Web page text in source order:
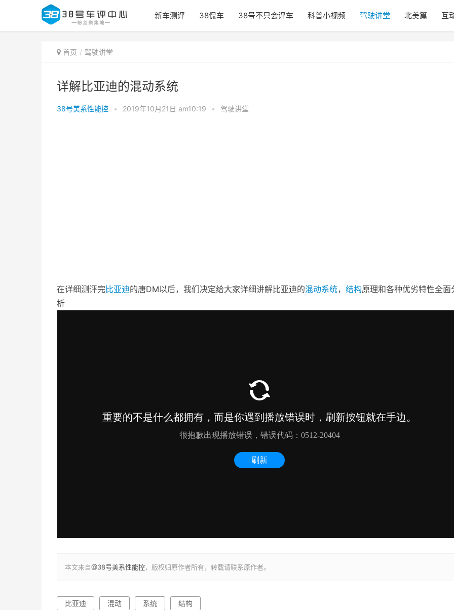
新车测评 38侃车 38号不只会评车 科普小视频 驾驶讲堂 北美篇 互
首页 驾驶讲堂
详解比亚迪的混动系统
38号美系性能控 • 2019年10月21日 am10:19 • 驾驶讲堂
在详细测评完比亚迪的唐DM以后，我们决定给大家详细讲解比亚迪的混动系统， 结构原理和各种优劣特性全面
析
本文来自@38号美系性能控，版权归原作者所有，转载请联系原作者。
比亚迪 混动 系统 结构